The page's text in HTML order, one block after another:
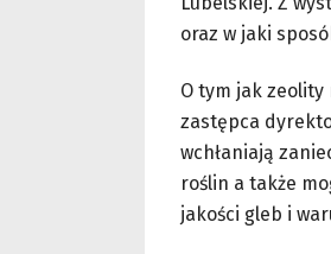
oraz w jaki
O tym jak zeolity
zastępca
wchłaniają
roślin a także
jakości gleb i